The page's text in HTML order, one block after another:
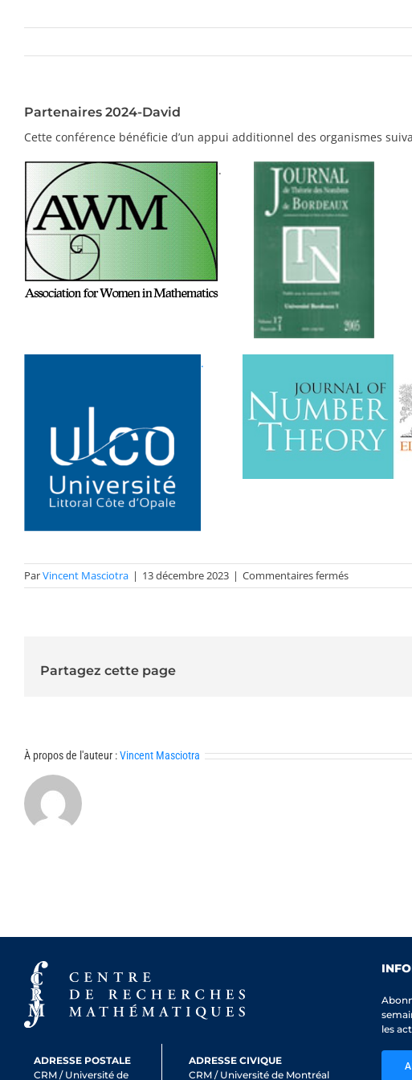
Partenaires 2024-David
Cette conférence bénéficie d’un appui additionnel des organismes
.
.
ParVincent Masciotra | 13 décembre 2023 | Commentaires ferméssur
Partenaires
Partagez cette page
À propos de l'auteur :Vincent Masciotra
ADRESSE POSTALE
CRM / Université de
ADRESSE CIVIQUE
CRM / Université de Montréal
les